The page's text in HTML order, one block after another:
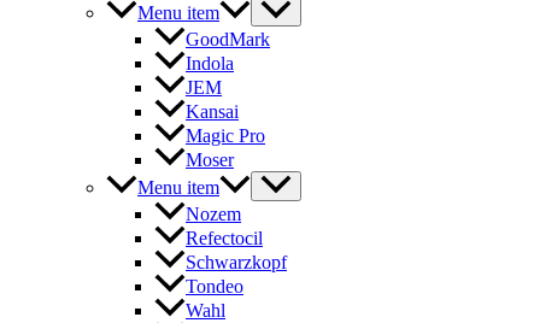
Menu item
GoodMark
Indola
JEM
Kansai
Magic Pro
Moser
Menu item
Nozem
Refectocil
Schwarzkopf
Tondeo
Wahl